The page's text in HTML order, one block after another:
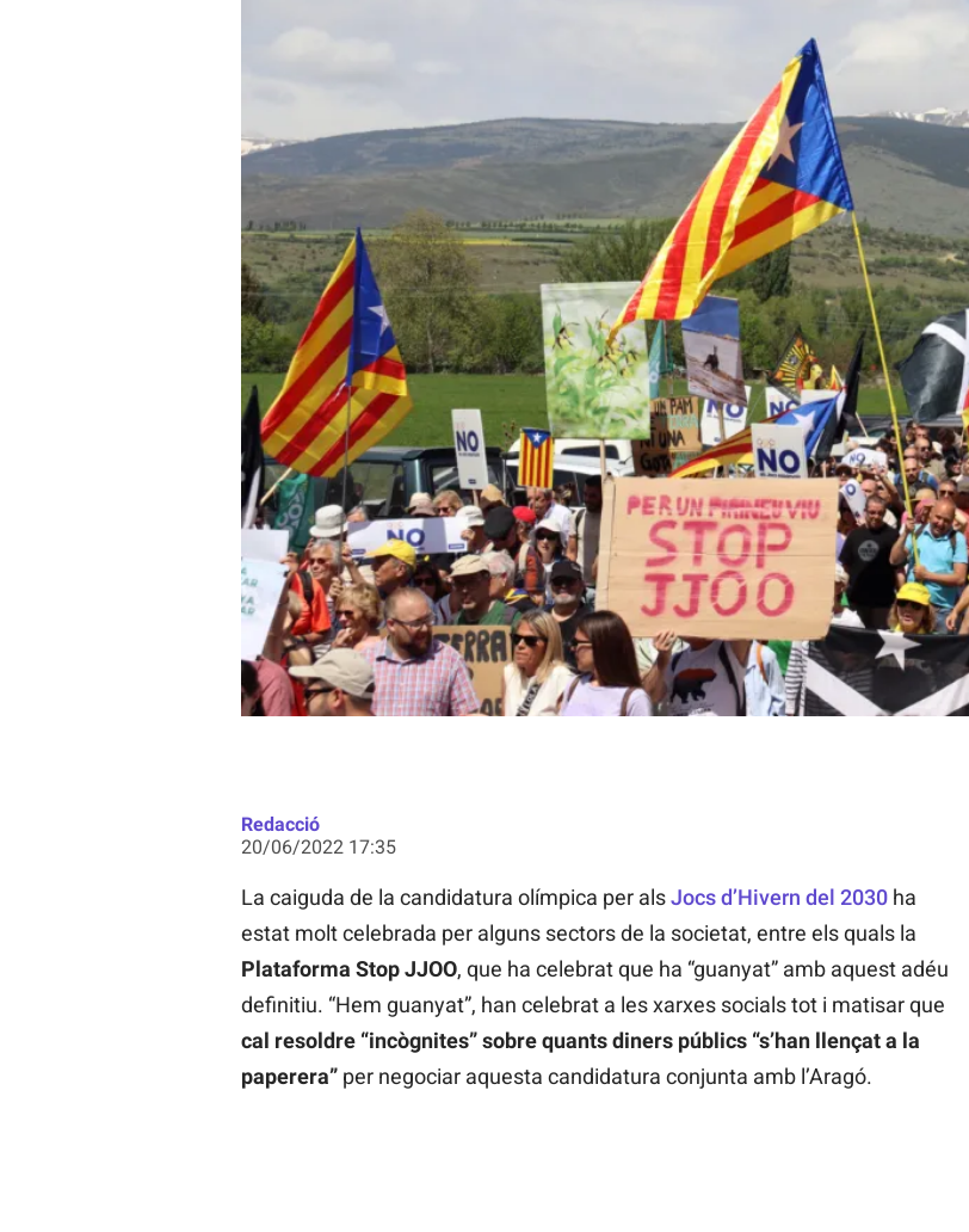
Redacció
20/06/2022 17:35
La caiguda de la candidatura olímpica per alsJocs d’Hivern del 2030ha
estat molt celebrada per alguns sectors de la societat, entre els quals la
Plataforma Stop JJOO, que ha celebrat que ha “guanyat” amb aquest adéu
definitiu. “Hem guanyat”, han celebrat a les xarxes socials tot i matisar que
cal resoldre “incògnites” sobre quants diners públics “s’han llençat a la
paperera” per negociar aquesta candidatura conjunta amb l’Aragó.